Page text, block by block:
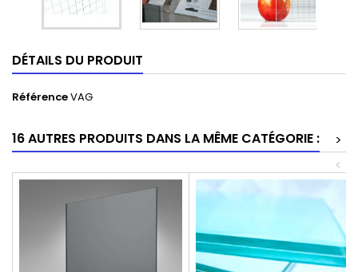
DÉTAILS DU PRODUIT
RéférenceVAG
16 AUTRES PRODUITS DANS LA MÊME CATÉGORIE :
>
<